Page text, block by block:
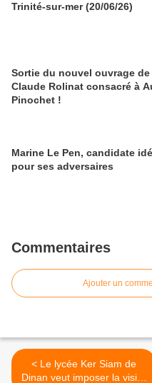
Trinité-sur-mer (20/06/26)
Sortie du nouvel ouvrage de
Claude Rolinat consacré à
Pinochet !
Marine Le Pen, candidate
pour ses adversaires
Commentaires
Ajouter un
< Le lycée Ker Siam de
Dinan veut imposer la visite